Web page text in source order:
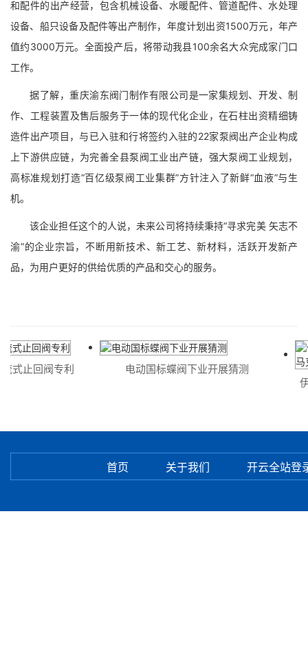
和配件的出产经营，包含机械设备、水暖配件、管道配件、水处理
设备、船只设备及配件等出产制作，年度计划出资1500万元，年产
值约3000万元。全面投产后，将带动我县100余名大众完成家门口
工作。
据了解，重庆渝东阀门制作有限公司是一家集规划、开发、制
作、工程装置及售后服务于一体的现代化企业，在石柱出资精细铸
造件出产项目，与已入驻和行将签约入驻的22家泵阀出产企业构成
上下游供应链，为完善全县泵阀工业出产链，强大泵阀工业规划，
高标准规划打造“百亿级泵阀工业集群”方针注入了新鲜“血液”与生
机。
该企业担任这个的人说，未来公司将持续秉持“寻求完美 矢志不
渝”的企业宗旨，不断用新技术、新工艺、新材料，活跃开发新产
品，为用户更好的供给优质的产品和交心的服务。
止回阀专利
电动国标蝶阀下业开展猜测
首页 关于我们 开云全站登